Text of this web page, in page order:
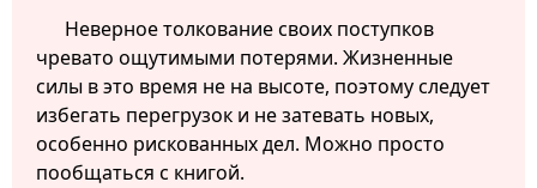
Неверное толкование своих поступков
чревато ощутимыми потерями. Жизненные
силы в это время не на высоте, поэтому следует
избегать перегрузок и не затевать новых,
особенно рискованных дел. Можно просто
пообщаться с книгой.